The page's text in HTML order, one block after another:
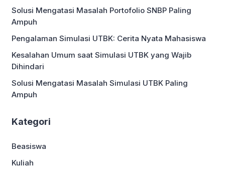
Beasiswa Australia Awards (AAS)
adalah […]
Solusi Mengatasi Masalah Portofolio SNBP Paling
Ampuh
Pengalaman Simulasi UTBK: Cerita Nyata Mahasiswa
Kesalahan Umum saat Simulasi UTBK yang Wajib
Dihindari
Solusi Mengatasi Masalah Simulasi UTBK Paling
Ampuh
Kategori
Beasiswa
Kuliah